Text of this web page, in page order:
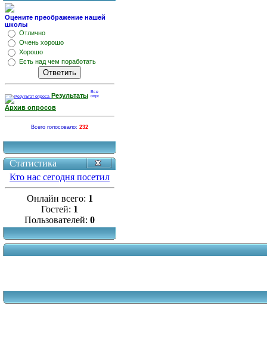
Оцените преображение нашей
школы
Отлично
Очень хорошо
Хорошо
Есть над чем поработать
Результаты
Архив опросов
Всего голосовало: 232
Статистика
Кто нас сегодня посетил
Онлайн всего: 1
Гостей: 1
Пользователей: 0